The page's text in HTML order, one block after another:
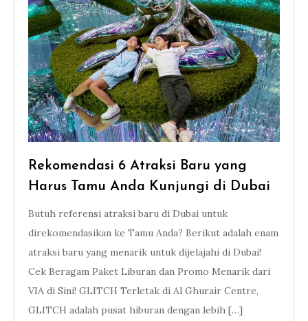
Rekomendasi 6 Atraksi Baru yang
Harus Tamu Anda Kunjungi di Dubai
Butuh referensi atraksi baru di Dubai untuk
direkomendasikan ke Tamu Anda? Berikut adalah enam
atraksi baru yang menarik untuk dijelajahi di Dubai!
Cek Beragam Paket Liburan dan Promo Menarik dari
VIA di Sini! GLITCH Terletak di Al Ghurair Centre,
GLITCH adalah pusat hiburan dengan lebih […]